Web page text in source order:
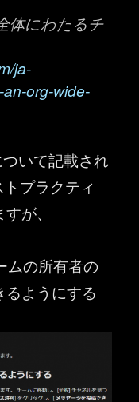
体にわたるチ
ja-
org-wide-
いて記載され
プラクティ
が、
ムの所有者の
ようにする